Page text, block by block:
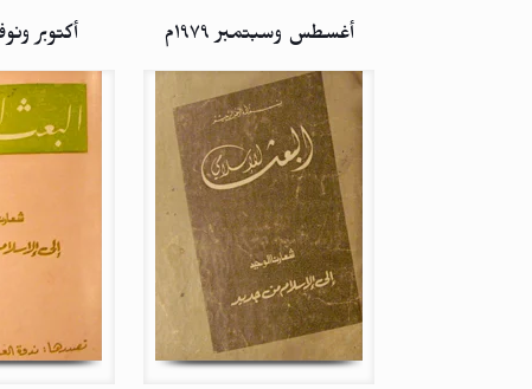
أغسطس وسبتمبر ۱۹۷۹م أكتوبر